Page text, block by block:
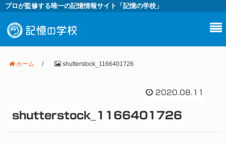
プロが監修する唯一の記憶情報サイト「記憶の学校」
ホーム / shutterstock_1166401726
2020.08.11
shutterstock_1166401726